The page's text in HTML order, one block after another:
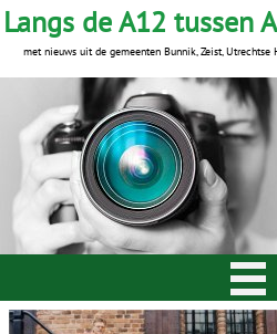
Langs de A12 tussen
met nieuws uit de gemeenten Bunnik, Zeist, Utrechtse